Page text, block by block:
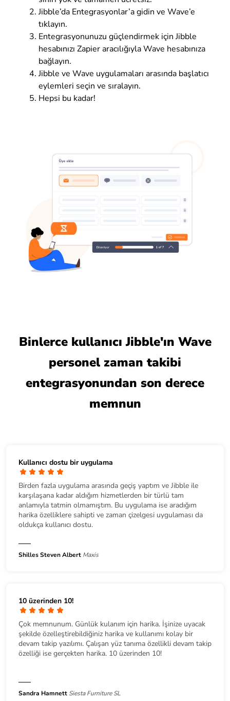
Jibble’da Entegrasyonlar’a gidin ve Wave’e
tıklayın.
Entegrasyonunuzu güçlendirmek için Jibble
hesabınızı Zapier aracılığıyla Wave hesabınıza
bağlayın.
Jibble ve Wave uygulamaları arasında başlatıcı
eylemleri seçin ve sıralayın.
Hepsi bu kadar!
Binlerce kullanıcı Jibble'ın Wave
personel zaman takibi
entegrasyonundan son derece
memnun
Kullanıcı dostu bir uygulama
Birden fazla uygulama arasında geçiş yaptım ve Jibble ile
karşılaşana kadar aldığım hizmetlerden bir türlü tam
anlamıyla tatmin olmamıştım. Bu uygulama ise aradığım
harika özelliklere sahipti ve zaman çizelgesi uygulaması da
oldukça kullanıcı dostu.
Shilles Steven Albert Maxis
10 üzerinden 10!
Çok memnunum. Günlük kulanım için harika. İşinize uyacak
şekilde özelleştirebildiğiniz harika ve kullanımı kolay bir
devam takip yazılımı. Çalışan yüz tanıma özellikli devam takip
özelliği ise gerçekten harika. 10 üzerinden 10!
Sandra Hamnett Siesta Furniture SL